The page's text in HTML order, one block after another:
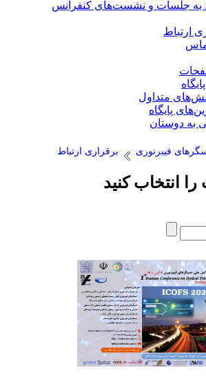
به جلسات و نشست‌های کنفرانس
ارتباط
متداول
پایگاه
دوستان
فیبرنوری برقراری ارتباط
انتخاب کنید